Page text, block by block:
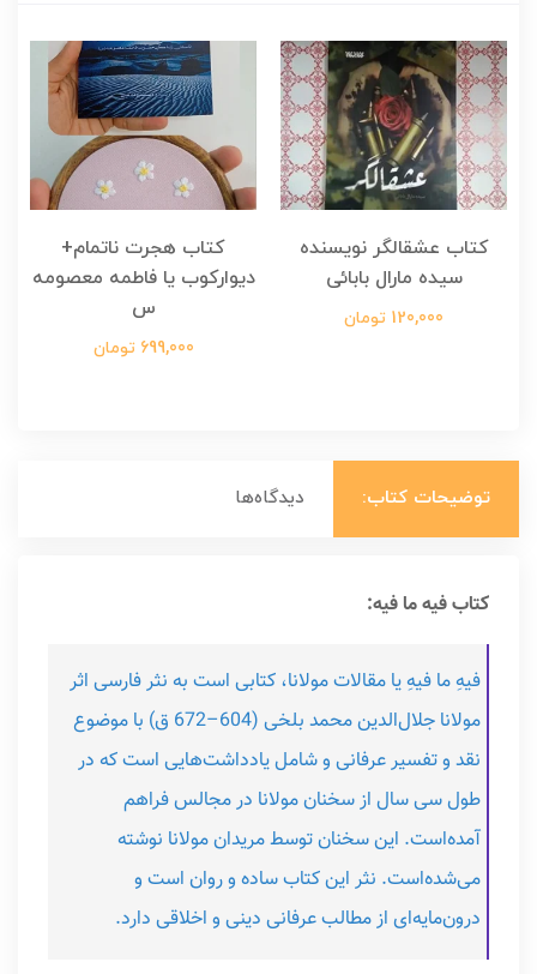
کتاب عشقالگر نویسنده
سیده مارال بابائی
120,000 تومان
کتاب هجرت ناتمام+
دیوارکوب یا فاطمه معصومه
س
699,000 تومان
توضیحات کتاب: دیدگاه‌ها
کتاب فیه ما فیه:
فیهِ ما فیهِ یا مقالات مولانا، کتابی است به نثر فارسی اثر
مولانا جلال‌الدین محمد بلخی (604–672 ق) با موضوع
نقد و تفسیر عرفانی و شامل یادداشت‌هایی است که در
طول سی سال از سخنان مولانا در مجالس فراهم
آمده‌است. این سخنان توسط مریدان مولانا نوشته
می‌شده‌است. نثر این کتاب ساده و روان است و
درون‌مایه‌ای از مطالب عرفانی دینی و اخلاقی دارد.